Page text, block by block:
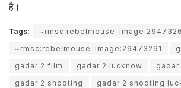
है।
Tags:
~rmsc:rebelmouse-
~rmsc:rebelmouse-image:29473291
gadar 2 film
gadar 2 lucknow
gadar
gadar 2 shooting
gadar 2 shooting